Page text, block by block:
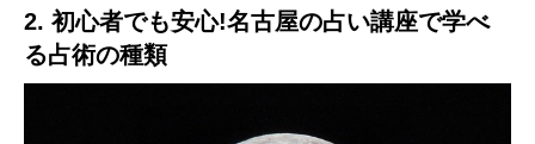
2. 初心者でも安心!名古屋の占い講座で学べ
る占術の種類